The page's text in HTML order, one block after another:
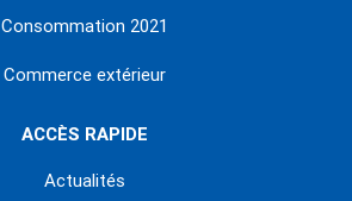
Consommation 2021
Commerce extérieur
ACCÈS RAPIDE
Actualités